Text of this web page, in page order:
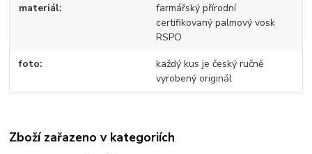
materiál
farmářský přírodní
certifikovaný palmový vosk
RSPO
foto
každý kus je český ručně
vyrobený originál
Zboží zařazeno v kategoriích